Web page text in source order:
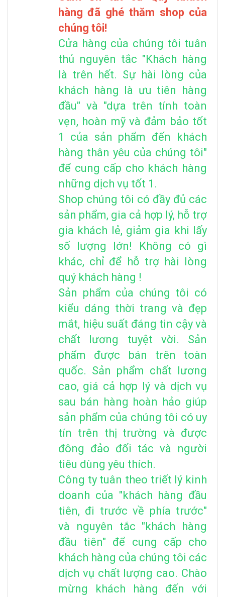
hàng đã ghé thăm shop của
chúng tôi!
Cửa hàng của chúng tôi tuân
thủ nguyên tắc "Khách hàng
là trên hết. Sự hài lòng của
khách hàng là ưu tiên hàng
đầu" và "dựa trên tính toàn
vẹn, hoàn mỹ và đảm bảo tốt
1 của sản phẩm đến khách
hàng thân yêu của chúng tôi"
để cung cấp cho khách hàng
những dịch vụ tốt 1.
Shop chúng tôi có đầy đủ các
sản phẩm, gia cả hợp lý, hỗ trợ
gia khách lẻ, giảm gia khi lấy
số lượng lớn! Không có gì
khác, chỉ để hỗ trợ hài lòng
quý khách hàng !
Sản phẩm của chúng tôi có
kiểu dáng thời trang và đẹp
mắt, hiệu suất đáng tin cậy và
chất lương tuyệt vời. Sản
phẩm được bán trên toàn
quốc. Sản phẩm chất lương
cao, giá cả hợp lý và dịch vụ
sau bán hàng hoàn hảo giúp
sản phẩm của chúng tôi có uy
tín trên thị trường và được
đông đảo đối tác và người
tiêu dùng yêu thích.
Công ty tuân theo triết lý kinh
doanh của "khách hàng đầu
tiên, đi trước về phía trước"
và nguyên tắc "khách hàng
đầu tiên" để cung cấp cho
khách hàng của chúng tôi các
dịch vụ chất lượng cao. Chào
mừng khách hàng đến với